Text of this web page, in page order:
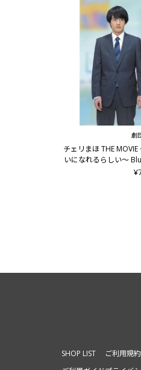
劇
チェリまほ THE
いになれるらしい～
SHOP LIST
ご利用規約